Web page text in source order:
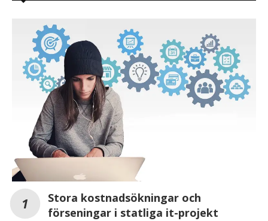
Stora kostnadsökningar och
förseningar i statliga it-projekt